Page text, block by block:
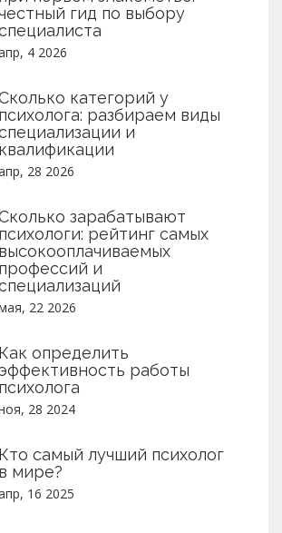
гид по выбору
4 2026
категорий у
психолога: разбираем виды
и
квалификации
28 2026
зарабатывают
психологи: рейтинг самых
высокооплачиваемых
профессий и
22 2026
Как определить
работы
психолога
28 2024
Кто самый лучший психолог
в мире?
16 2025